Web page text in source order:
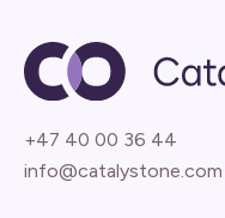
+47 40 00 36 44
info@catalystone.com